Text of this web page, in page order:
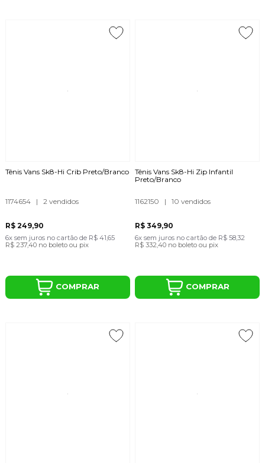
Tênis Vans Sk8-Hi Crib Preto/Branco
1174654 | 2 vendidos
R$ 249,90
6x sem juros no cartãode R$ 41,65
R$ 237,40 no boleto ou pix
COMPRAR
Tênis Vans Sk8-Hi Zip Infantil
Preto/Branco
1162150 | 10 vendidos
R$ 349,90
6x sem juros no cartão de R$ 58,32
R$ 332,40 no boleto ou pix
COMPRAR